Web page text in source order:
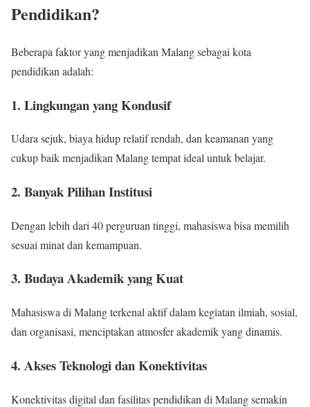
Pendidikan?
Beberapa faktor yang menjadikan Malang sebagai kota
pendidikan adalah:
1. Lingkungan yang Kondusif
Udara sejuk, biaya hidup relatif rendah, dan keamanan yang
cukup baik menjadikan Malang tempat ideal untuk belajar.
2. Banyak Pilihan Institusi
Dengan lebih dari 40 perguruan tinggi, mahasiswa bisa memilih
sesuai minat dan kemampuan.
3. Budaya Akademik yang Kuat
Mahasiswa di Malang terkenal aktif dalam kegiatan ilmiah, sosial,
dan organisasi, menciptakan atmosfer akademik yang dinamis.
4. Akses Teknologi dan Konektivitas
Konektivitas digital dan fasilitas pendidikan di Malang semakin